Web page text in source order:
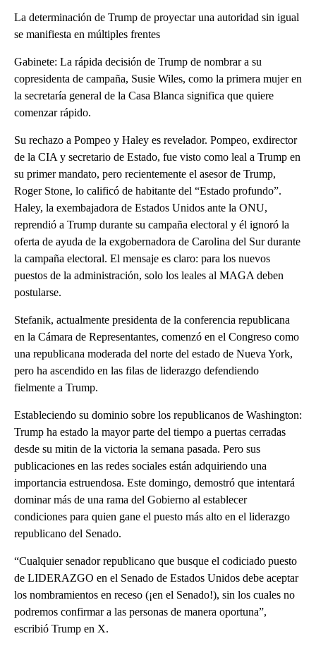
La determinación de Trump de proyectar una autoridad sin igual
se manifiesta en múltiples frentes
Gabinete: La rápida decisión de Trump de nombrar a su
copresidenta de campaña, Susie Wiles, como la primera mujer en
la secretaría general de la Casa Blanca significa que quiere
comenzar rápido.
Su rechazo a Pompeo y Haley es revelador. Pompeo, exdirector
de la CIA y secretario de Estado, fue visto como leal a Trump en
su primer mandato, pero recientemente el asesor de Trump,
Roger Stone, lo calificó de habitante del “Estado profundo”.
Haley, la exembajadora de Estados Unidos ante la ONU,
reprendió a Trump durante su campaña electoral y él ignoró la
oferta de ayuda de la exgobernadora de Carolina del Sur durante
la campaña electoral. El mensaje es claro: para los nuevos
puestos de la administración, solo los leales al MAGA deben
postularse.
Stefanik, actualmente presidenta de la conferencia republicana
en la Cámara de Representantes, comenzó en el Congreso como
una republicana moderada del norte del estado de Nueva York,
pero ha ascendido en las filas de liderazgo defendiendo
fielmente a Trump.
Estableciendo su dominio sobre los republicanos de Washington:
Trump ha estado la mayor parte del tiempo a puertas cerradas
desde su mitin de la victoria la semana pasada. Pero sus
publicaciones en las redes sociales están adquiriendo una
importancia estruendosa. Este domingo, demostró que intentará
dominar más de una rama del Gobierno al establecer
condiciones para quien gane el puesto más alto en el liderazgo
republicano del Senado.
“Cualquier senador republicano que busque el codiciado puesto
de LIDERAZGO en el Senado de Estados Unidos debe aceptar
los nombramientos en receso (¡en el Senado!), sin los cuales no
podremos confirmar a las personas de manera oportuna”,
escribió Trump en X.